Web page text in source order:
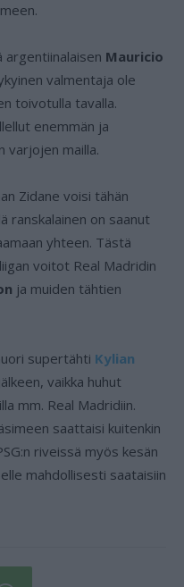
argentiinalaisen Mauricio
valmentaja ole
toivotulla tavalla.
enemmän ja
varjojen mailla.
Zidane voisi tähän
ranskalainen on saanut
yhteen. Tästä
voitot Real Madridin
ja muiden tähtien
supertähti Kylian
vaikka huhut
mm. Real Madridiin.
saattaisi kuitenkin
riveissä myös kesän
mahdollisesti saataisiin